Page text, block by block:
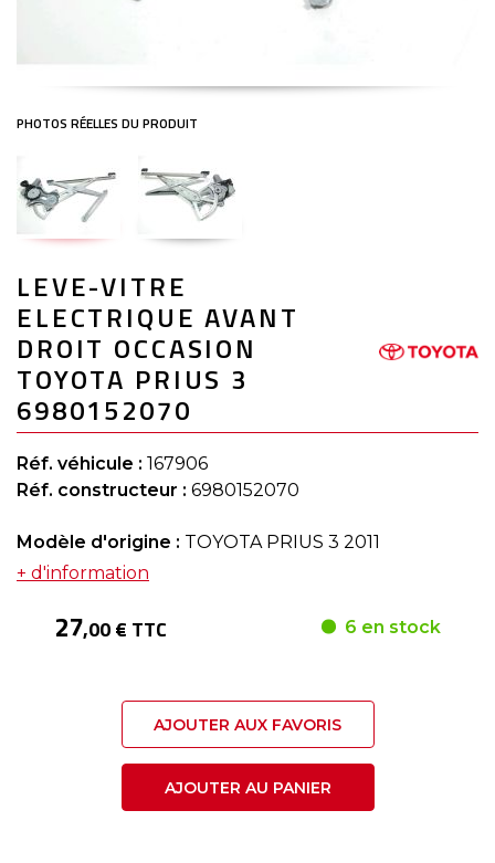
to
the
beginning
of
the
images
LEVE-VITRE
ELECTRIQUE AVANT
DROIT OCCASION
TOYOTA PRIUS 3
6980152070
Réf. véhicule : 167906
Réf. constructeur : 6980152070
Modèle d'origine : TOYOTA PRIUS 3 2011
+ d'information
27,00 € TTC 6 en stock
AJOUTER AUX FAVORIS
AJOUTER AU PANIER